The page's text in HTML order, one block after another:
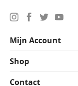
Mijn Account
Shop
Contact